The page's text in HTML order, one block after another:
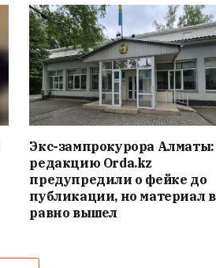
Экс-зампрокурора Алматы:
редакцию Orda.kz
предупредили о фейке до
публикации, но материал
равно вышел